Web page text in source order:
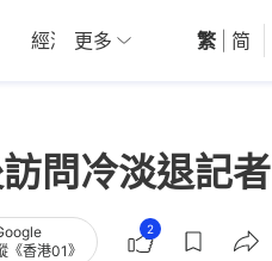
經濟 01深圳 觀點
更多 繁 简
問冷淡退記者
《香港01》
2